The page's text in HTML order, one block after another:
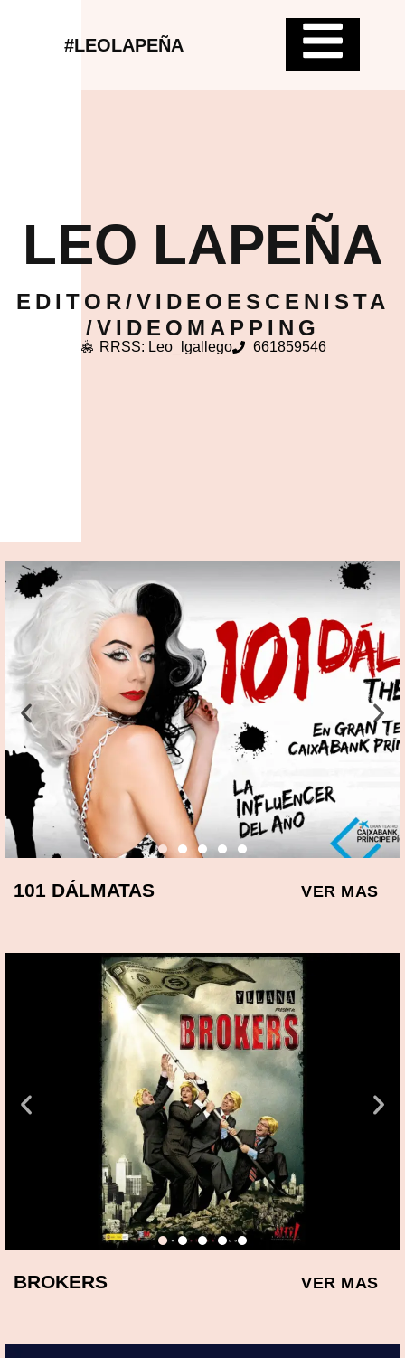
#LEOLAPEÑA
LEO LAPEÑA
EDITOR/VIDEOESCENISTA
/VIDEOMAPPING
RRSS: Leo_lgallego 661859546
101 DÁLMATAS VER MAS
BROKERS VER MAS